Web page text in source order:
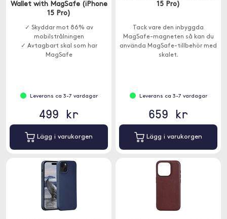
Wallet with MagSafe (iPhone
15 Pro)
✓ Skyddar mot 86% av
mobilstrålningen
✓ Avtagbart skal som har
MagSafe
Leverans ca 3-7 vardagar
499 kr
Lägg i varukorgen
15 Pro)
Tack vare den inbyggda
MagSafe-magneten så kan du
använda MagSafe-tillbehör med
skalet.
Leverans ca 3-7 vardagar
659 kr
Lägg i varukorgen